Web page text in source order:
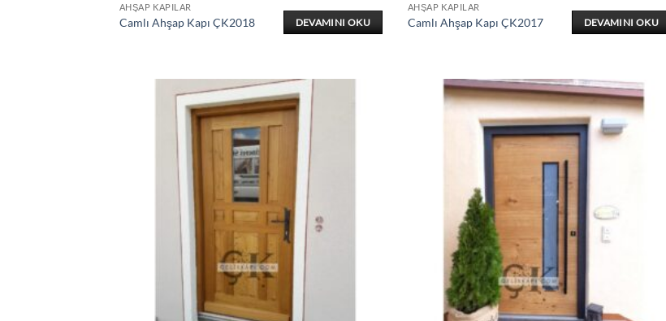
AHŞAP KAPILAR
Camlı Ahşap Kapı ÇK2018 DEVAMINI OKU
AHŞAP KAPILAR
Camlı Ahşap Kapı ÇK2017 DEVAMINI OKU